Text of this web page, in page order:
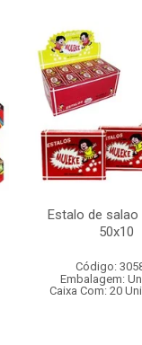
Estalo de salao
50x10
Código:
Embalagem:
Caixa Com: 20